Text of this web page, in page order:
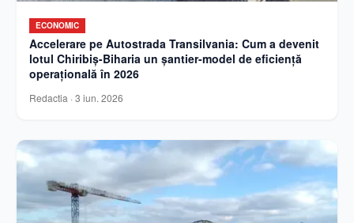
ECONOMIC
Accelerare pe Autostrada Transilvania: Cum a devenit
lotul Chiribiș-Biharia un șantier-model de eficiență
operațională în 2026
Redactia · 3 iun. 2026